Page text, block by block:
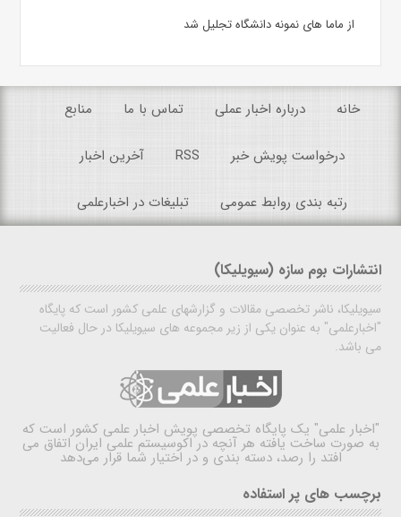
از ماما های نمونه دانشگاه تجلیل شد
خانه درباره اخبار عملی تماس با ما منابع
درخواست پویش خبر RSS آخرین اخبار
رتبه بندی روابط عمومی تبلیغات در اخبارعلمی
انتشارات بوم سازه (سیویلیکا)
سیویلیکا، ناشر تخصصی مقالات و گزارشهای علمی کشور است که پایگاه
"اخبارعلمی" به عنوان یکی از زیر مجموعه های سیویلیکا در حال فعالیت
می باشد.
"اخبار علمی" یک پایگاه تخصصی پویش اخبار علمی کشور است که
به صورت ساخت یافته هر آنچه در اکوسیستم علمی ایران اتفاق می
افتد را رصد، دسته بندی و در اختیار شما قرار می‌دهد
برچسب های پر استفاده